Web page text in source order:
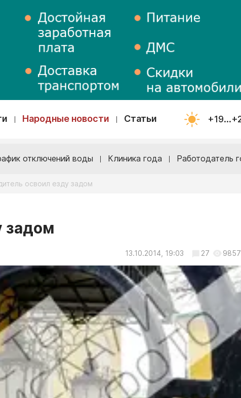
Народные новости Статьи
отключений воды Клиника года Работодатель
освоил езду задом
задом
13.10.2014, 19:03 27 9857